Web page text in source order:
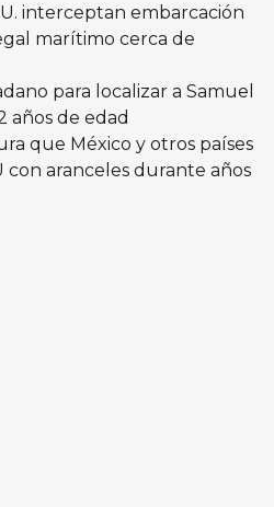
interceptan embarcación
marítimo cerca de
para localizar a Samuel
años de edad
que México y otros países
con aranceles durante años